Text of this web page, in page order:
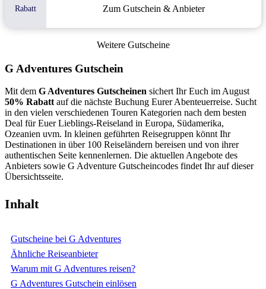
Rabatt Zum Gutschein & Anbieter
Weitere Gutscheine
G Adventures Gutschein
Mit dem G Adventures Gutscheinen sichert Ihr Euch im August
50% Rabattauf die nächste Buchung Eurer Abenteuerreise. Sucht
in den vielen verschiedenen Touren Kategorien nach dem besten
Deal für Euer Lieblings-Reiseland in Europa, Südamerika,
Ozeanien uvm. In kleinen geführten Reisegruppen könnt Ihr
Destinationen in über 100 Reiseländern bereisen und von ihrer
authentischen Seite kennenlernen. Die aktuellen Angebote des
Anbieters sowie G Adventure Gutscheincodes findet Ihr auf dieser
Übersichtsseite.
Inhalt
Gutscheine bei G Adventures
Ähnliche Reiseanbieter
Warum mit G Adventures reisen?
G Adventures Gutschein einlösen